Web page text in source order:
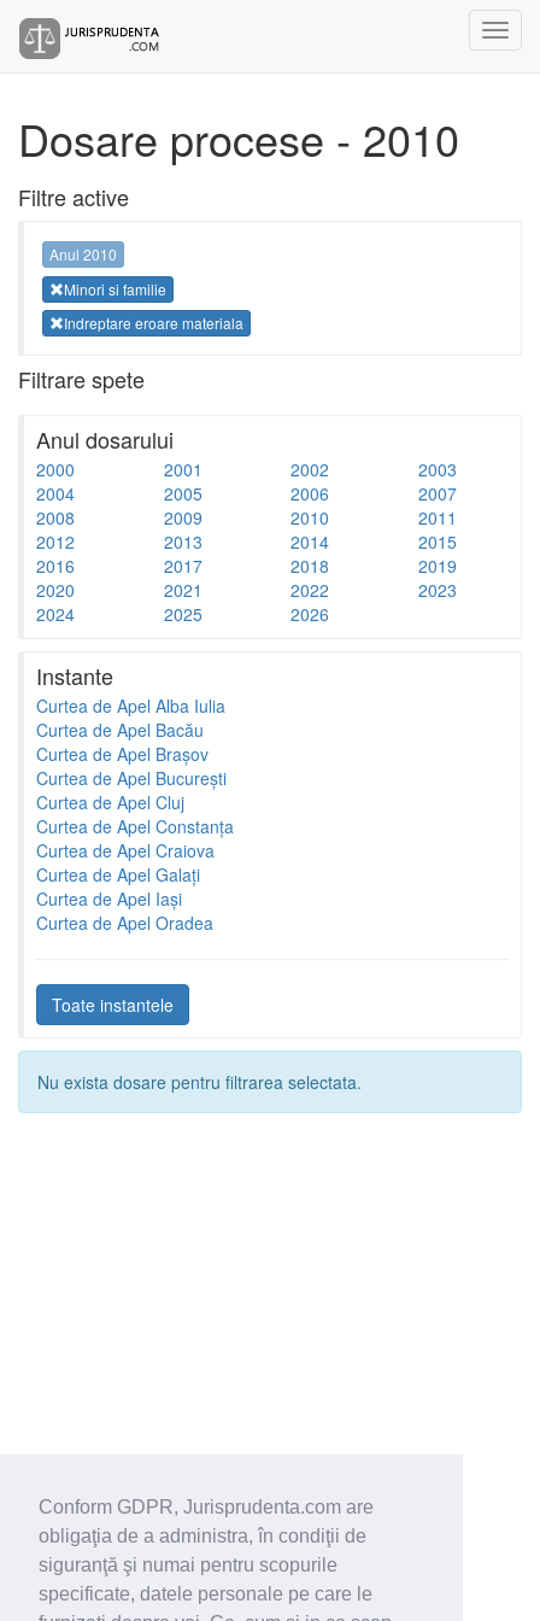
Conform GDPR, Jurisprudenta.com are
obligaţia de a administra, în condiţii de
siguranţă şi numai pentru scopurile
specificate, datele personale pe care le
Dosare procese - 2010
Filtre active
Anul 2010
Minori si familie
Indreptare eroare materiala
Filtrare spete
Anul dosarului
2000 2001 2002
2003
2004
2005 2006
2007
2008
2009 2010
2011
2012
2013 2014
2015
2016
2017 2018
2019
2020
2021 2022
2023
2024
2025 2026
Instante
Curtea de Apel Alba Iulia
Curtea de Apel Bacău
Curtea de Apel Brașov
Curtea de Apel București
Curtea de Apel Cluj
Curtea de Apel Constanța
Curtea de Apel Craiova
Curtea de Apel Galați
Curtea de Apel Iași
Curtea de Apel Oradea
Toate instantele
Nu exista dosare pentru filtrarea selectata.